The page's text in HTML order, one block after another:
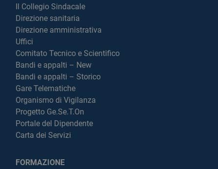
Il Collegio Sindacale
Direzione sanitaria
Direzione amministrativa
Uffici
Comitato Tecnico e Scientifico
Bandi e appalti – New
Bandi e appalti – Storico
Gare Telematiche
Organismo di Vigilanza
Progetto Ge.Se.T.On
Portale del Dipendente
Carta dei Servizi
FORMAZIONE